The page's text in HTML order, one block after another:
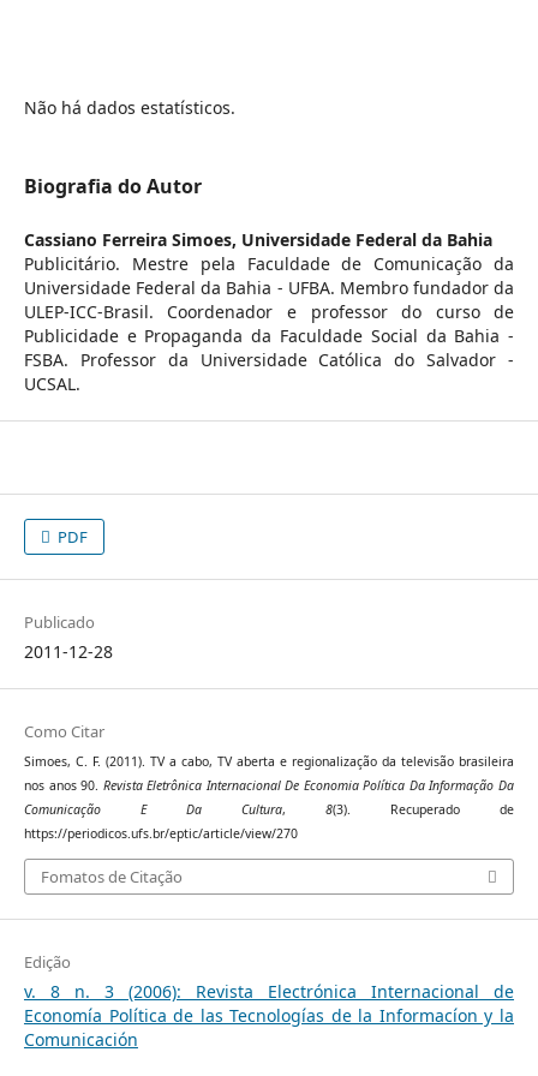
Não há dados estatísticos.
Biografia do Autor
Cassiano Ferreira Simoes, Universidade Federal da Bahia
Publicitário. Mestre pela Faculdade de Comunicação da
Universidade Federal da Bahia - UFBA. Membro fundador da
ULEP-ICC-Brasil. Coordenador e professor do curso de
Publicidade e Propaganda da Faculdade Social da Bahia -
FSBA. Professor da Universidade Católica do Salvador -
UCSAL.
PDF
Publicado
2011-12-28
Como Citar
Simoes, C. F. (2011). TV a cabo, TV aberta e regionalização da televisão brasileira
nos anos 90. Revista Eletrônica Internacional De Economia Política Da Informação Da
Comunicação E Da Cultura,8(3). Recuperado de
https://periodicos.ufs.br/eptic/article/view/270
Fomatos de Citação
Edição
v. 8 n. 3 (2006): Revista Electrónica Internacional de
Economía Política de las Tecnologías de la Informacíon y la
Comunicación